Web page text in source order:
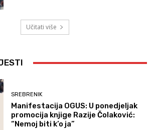
Učitati više
SREBRENIK
Manifestacija OGUS: U ponedjeljak
promocija knjige Razije Čolaković:
“Nemoj biti k’o ja”